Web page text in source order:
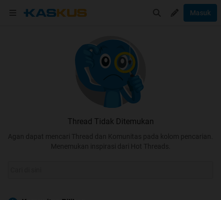
Masuk
Thread Tidak Ditemukan
Agan dapat mencari Thread dan Komunitas pada kolom pencarian.
Menemukan inspirasi dari Hot Threads.